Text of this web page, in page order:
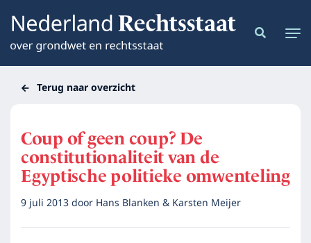
Terug naar overzicht
Coup of geen coup? De
constitutionaliteit van de
Egyptische politieke omwenteling
9 juli 2013door Hans Blanken & Karsten Meijer